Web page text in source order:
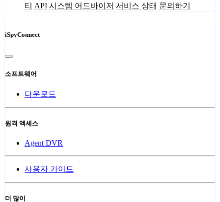
티 API 시스템 어드바이저 서비스 상태 문의하기
iSpyConnect
소프트웨어
다운로드
원격 액세스
Agent DVR
사용자 가이드
더 많이